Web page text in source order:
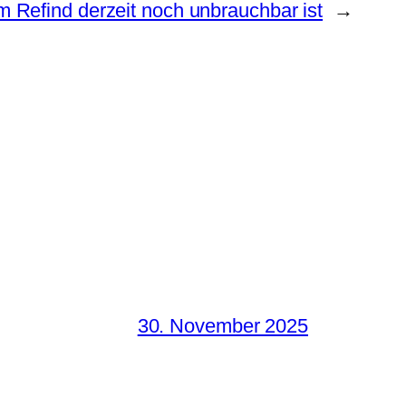
Refind derzeit noch unbrauchbar ist →
30. November 2025